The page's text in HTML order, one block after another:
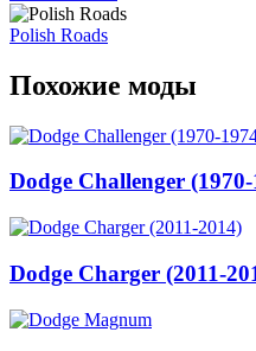
Polish Roads
Похожие моды
Dodge Challenger
Dodge Charger (2011-